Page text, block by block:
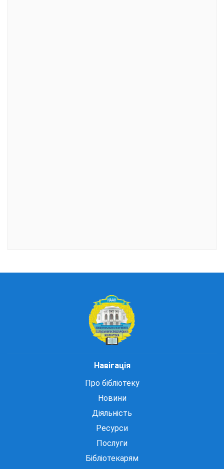
Навігація
Про бібліотеку
Новини
Діяльність
Ресурси
Послуги
Бібліотекарям